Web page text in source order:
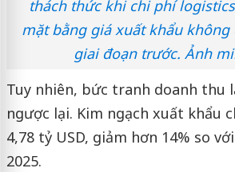
thách thức khi chi phí
mặt bằng giá xuất khẩu
giai đoạn trước. Ảnh
Tuy nhiên, bức tranh doanh thu
ngược lại. Kim ngạch xuất khẩu
4,78 tỷ USD, giảm hơn 14% so
2025.